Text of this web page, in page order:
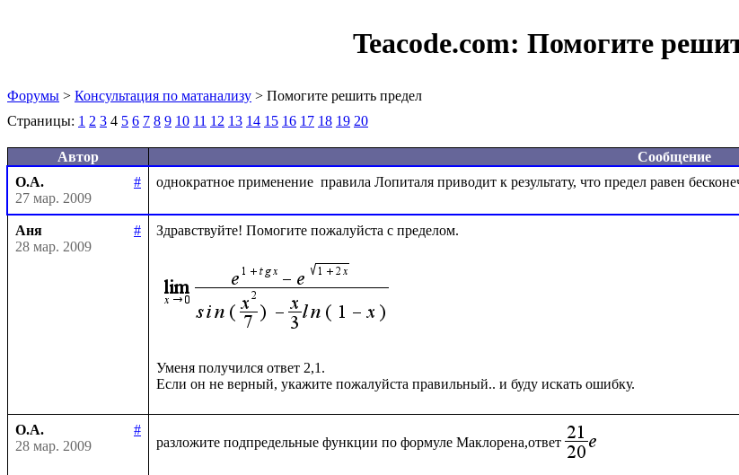
Teacode.com: Помогите
Форумы > Консультация по матанализу > Помогите решить предел
Страницы: 1 2 3 4 5 6 7 8 9 10 11 12 13 14 15 16 17 18 19 20
Автор
Сообщение
О.А.
#
27 мар. 2009
Аня
#
28 мар. 2009
Здравствуйте! Помогите пожалуйста с пределом.
Уменя получился ответ 2,1.
О.А.
#
28 мар. 2009
разложите подпредельные функции по формуле Маклорена,ответ